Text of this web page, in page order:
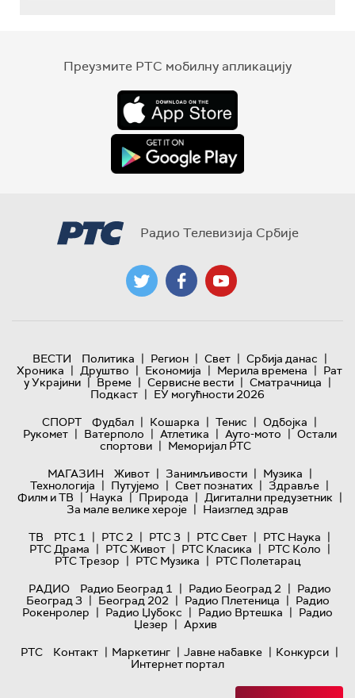
Преузмите РТС мобилну апликацију
Радио Телевизија Србије
ВЕСТИ Политика | Регион | Свет | Србија данас |
Хроника | Друштво | Економија | Мерила времена | Рат
у Украјини | Време | Сервисне вести | Сматрачница |
Подкаст | ЕУ могућности 2026
СПОРТ
Фудбал | Кошарка | Тенис | Одбојка |
Рукомет | Ватерполо | Атлетика | Ауто-мото | Остали
спортови | Меморијал РТС
МАГАЗИН
Живот | Занимљивости | Музика |
Технологијa | Путујемо | Свет познатих | Здравље |
Филм и ТВ | Наука | Природа | Дигитални предузетник |
За мале велике хероје | Наизглед здрав
ТВ
РТС 1 | РТС 2 | РТС 3 | РТС Свет | РТС Наука |
РТС Драма | РТС Живот | РТС Класика | РТС Коло |
РТС Трезор | РТС Музика | РТС Полетарац
РАДИО
Радио Београд 1 | Радио Београд 2 | Радио
Београд 3 | Београд 202 | Радио Плетеница | Радио
Рокенролер | Радио Џубокс | Радио Вртешка | Радио
Џезер | Архив
РТС
Контакт | Маркетинг | Јавне набавке | Конкурси |
Интернет портал